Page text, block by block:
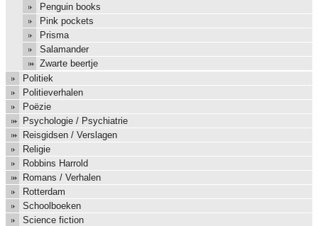
Penguin books
Pink pockets
Prisma
Salamander
Zwarte beertje
Politiek
Politieverhalen
Poëzie
Psychologie / Psychiatrie
Reisgidsen / Verslagen
Religie
Robbins Harrold
Romans / Verhalen
Rotterdam
Schoolboeken
Science fiction